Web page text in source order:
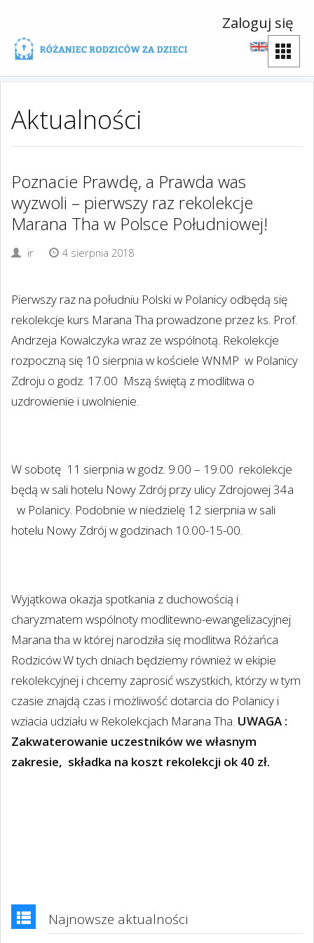
Zaloguj się
Aktualności
Poznacie Prawdę, a Prawda was
wyzwoli – pierwszy raz rekolekcje
Marana Tha w Polsce Południowej!
ir 4 sierpnia 2018
Pierwszy raz na południu Polski w Polanicy odbędą się
rekolekcje kurs Marana Tha prowadzone przez ks. Prof.
Andrzeja Kowalczyka wraz ze wspólnotą. Rekolekcje
rozpoczną się 10 sierpnia w kościele WNMP w Polanicy
Zdroju o godz. 17.00 Mszą świętą z modlitwa o
uzdrowienie i uwolnienie.
W sobotę 11 sierpnia w godz. 9.00 – 19.00 rekolekcje
będą w sali hotelu Nowy Zdrój przy ulicy Zdrojowej 34a
w Polanicy. Podobnie w niedzielę 12 sierpnia w sali
hotelu Nowy Zdrój w godzinach 10.00-15-00.
Wyjątkowa okazja spotkania z duchowością i
charyzmatem wspólnoty modlitewno-ewangelizacyjnej
Marana tha w której narodziła się modlitwa Różańca
Rodziców.W tych dniach będziemy również w ekipie
rekolekcyjnej i chcemy zaprosić wszystkich, którzy w tym
czasie znajdą czas i możliwość dotarcia do Polanicy i
wziacia udziału w Rekolekcjach Marana Tha. UWAGA :
Zakwaterowanie uczestników we własnym
zakresie, składka na koszt rekolekcji ok 40 zł.
Najnowsze aktualności